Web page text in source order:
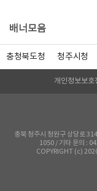
배너모음
충청북도청 청주시청
개인정보보호
충북 청주시 청원구 상당로
1050 / 기타 문의 :
COPYRIGHT (c)